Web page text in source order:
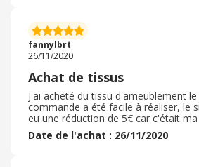
temps lors de la commande. la
d'un transporteur avec un suivi sur
fannylbrt
26/11/2020
Achat de tissus
J'ai acheté du tissu d'ameublement
commande a été facile à réaliser, le
eu une réduction de 5€ car c'était
commande sur ce site. Le délai de
de 17 à 20 jours ouvrés. Ce délai a
Date de l'achat : 26/11/2020